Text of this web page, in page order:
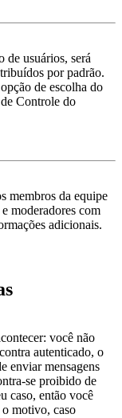
de usuários, será
por padrão.
de escolha do
Controle do
membros da equipe
moderadores com
adicionais.
você não
autenticado, o
enviar mensagens
se proibido de
caso, então você
motivo, caso